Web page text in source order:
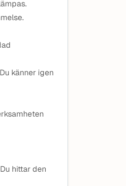
känner igen
hittar den